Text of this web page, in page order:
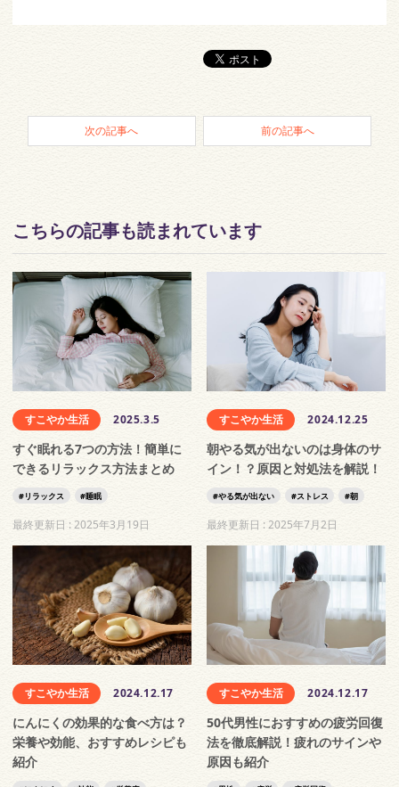
次の記事へ 前の記事へ
こちらの記事も読まれています
すこやか生活 2025.3.5
すぐ眠れる7つの方法！簡単に
できるリラックス方法まとめ
リラックス 睡眠
最終更新日 : 2025年3月19日
すこやか生活 2024.12.25
朝やる気が出ないのは身体のサ
イン！？原因と対処法を解説！
やる気が出ない ストレス 朝
最終更新日 :2025年7月2日
すこやか生活 2024.12.17
にんにくの効果的な食べ方は？
栄養や効能、おすすめレシピも
紹介
すこやか生活 2024.12.17
50代男性におすすめの疲労回復
法を徹底解説！疲れのサインや
原因も紹介